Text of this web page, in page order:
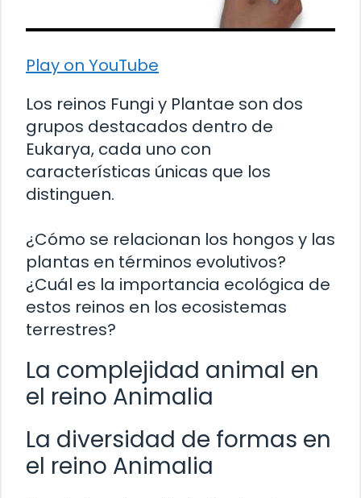
Play on YouTube
Los reinos Fungi y Plantae son dos
grupos destacados dentro de
Eukarya, cada uno con
características únicas que los
distinguen.
¿Cómo se relacionan los hongos y las
plantas en términos evolutivos?
¿Cuál es la importancia ecológica de
estos reinos en los ecosistemas
terrestres?
La complejidad animal en
el reino Animalia
La diversidad de formas en
el reino Animalia